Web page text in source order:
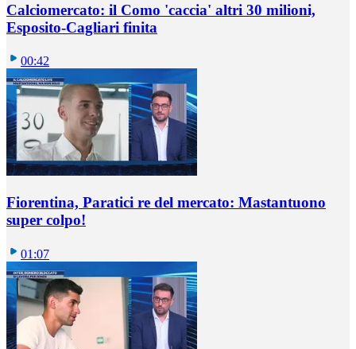
Calciomercato: il Como 'caccia' altri 30 milioni,
Esposito-Cagliari finita
00:42
Fiorentina, Paratici re del mercato: Mastantuono
super colpo!
01:07